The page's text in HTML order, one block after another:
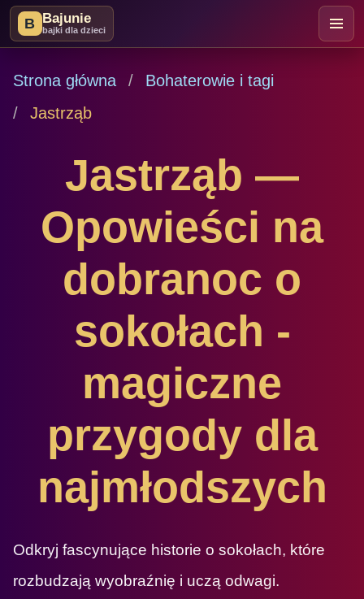
B Bajunie
bajki dla dzieci
Strona główna
Bohaterowie i tagi
Jastrząb
Jastrząb —
Opowieści na
dobranoc o
sokołach -
magiczne
przygody dla
najmłodszych
Odkryj fascynujące historie o sokołach, które
rozbudzają wyobraźnię i uczą odwagi.